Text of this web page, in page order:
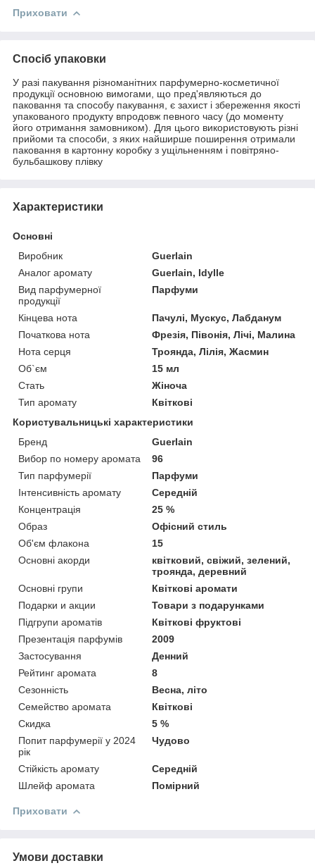
Приховати
Спосіб упаковки
У разі пакування різноманітних парфумерно-косметичної
продукції основною вимогами, що пред'являються до
паковання та способу пакування, є захист і збереження якості
упакованого продукту впродовж певного часу (до моменту
його отримання замовником). Для цього використовують різні
прийоми та способи, з яких найширше поширення отримали
паковання в картонну коробку з ущільненням і повітряно-
бульбашкову плівку
Характеристики
Основні
Виробник
Guerlain
Аналог аромату
Guerlain, Idylle
Вид парфумерної
продукції
Парфуми
Кінцева нота
Пачулі, Мускус, Лабданум
Початкова нота
Фрезія, Півонія, Лічі, Малина
Нота серця
Троянда, Лілія, Жасмин
Об`єм
15 мл
Стать
Жіноча
Тип аромату
Квіткові
Користувальницькі характеристики
Бренд
Guerlain
Вибор по номеру аромата
96
Тип парфумерії
Парфуми
Інтенсивність аромату
Середній
Концентрація
25 %
Образ
Офісний стиль
Об'єм флакона
15
Основні акорди
квітковий, свіжий, зелений,
троянда, деревний
Основні групи
Квіткові аромати
Подарки и акции
Товари з подарунками
Підгрупи ароматів
Квіткові фруктові
Презентація парфумів
2009
Застосування
Денний
Рейтинг аромата
8
Сезонність
Весна, літо
Семейство аромата
Квіткові
Скидка
5 %
Попит парфумерії у 2024
рік
Чудово
Стійкість аромату
Середній
Шлейф аромата
Помірний
Приховати
Умови доставки